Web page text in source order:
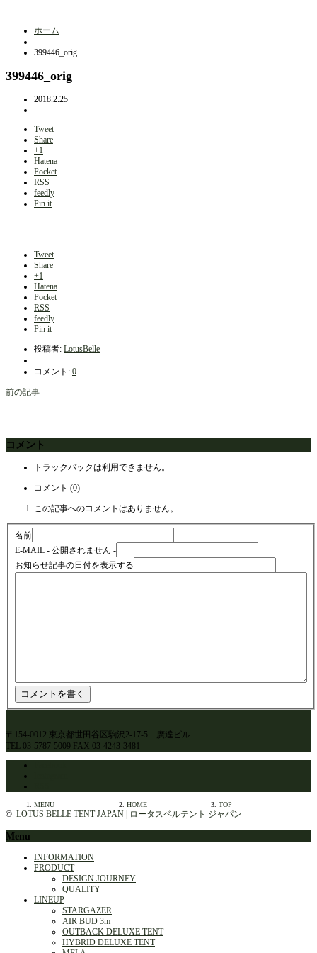
ホーム
399446_orig
399446_orig
2018.2.25
Tweet
Share
+1
Hatena
Pocket
RSS
feedly
Pin it
Tweet
Share
+1
Hatena
Pocket
RSS
feedly
Pin it
投稿者: LotusBelle
コメント: 0
前の記事
コメント
トラックバックは利用できません。
コメント (0)
この記事へのコメントはありません。
名前
E-MAIL - 公開されません -
お知らせ記事の日付を表示する
〒154-0012 東京都世田谷区駒沢2-17-5 廣達ビル
TEL 03-5787-5009 FAX 03-4243-3481
MENU HOME TOP
© LOTUS BELLE TENT JAPAN | ロータスベルテント ジャパン
Menu
INFORMATION
PRODUCT
DESIGN JOURNEY
QUALITY
LINEUP
STARGAZER
AIR BUD 3m
OUTBACK DELUXE TENT
HYBRID DELUXE TENT